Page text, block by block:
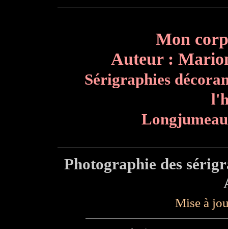
Mon
Auteur :
Sérigraphies
Photographie des
Mise à